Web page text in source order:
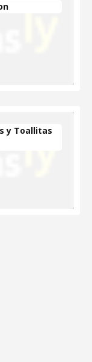
y Toallitas